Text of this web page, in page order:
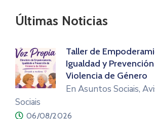
Últimas Noticias
Taller de
Igualdad y
Violencia de Género
En Asuntos Sociais,
Sociais
06/08/2026